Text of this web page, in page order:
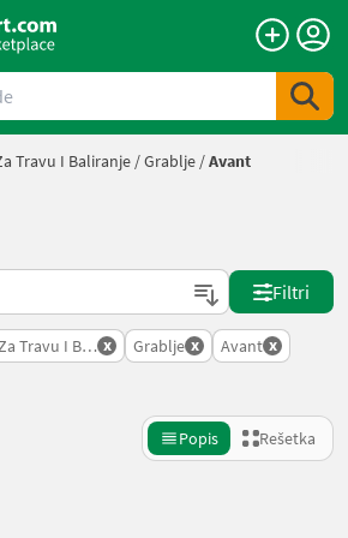
Travu I Baliranje /Grablje /Avant
Filtri
Travu I Baliranje
x Grablje x Avant x
Popis Rešetka